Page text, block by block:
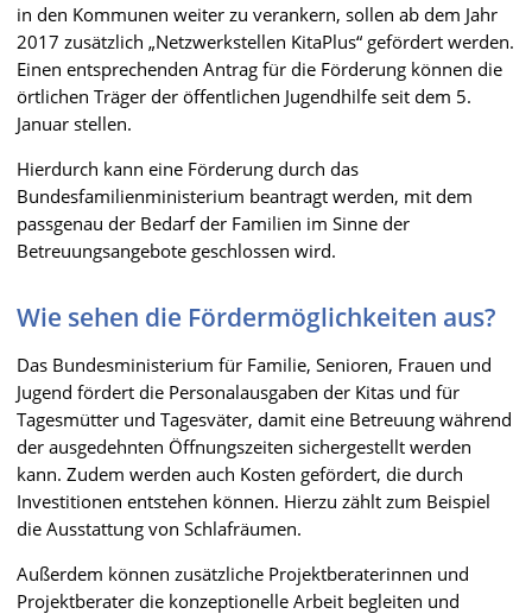
in den Kommunen weiter zu verankern, sollen ab dem Jahr
2017 zusätzlich „Netzwerkstellen KitaPlus“ gefördert werden.
Einen entsprechenden Antrag für die Förderung können die
örtlichen Träger der öffentlichen Jugendhilfe seit dem 5.
Januar stellen.
Hierdurch kann eine Förderung durch das
Bundesfamilienministerium beantragt werden, mit dem
passgenau der Bedarf der Familien im Sinne der
Betreuungsangebote geschlossen wird.
Wie sehen die Fördermöglichkeiten aus?
Das Bundesministerium für Familie, Senioren, Frauen und
Jugend fördert die Personalausgaben der Kitas und für
Tagesmütter und Tagesväter, damit eine Betreuung während
der ausgedehnten Öffnungszeiten sichergestellt werden
kann. Zudem werden auch Kosten gefördert, die durch
Investitionen entstehen können. Hierzu zählt zum Beispiel
die Ausstattung von Schlafräumen.
Außerdem können zusätzliche Projektberaterinnen und
Projektberater die konzeptionelle Arbeit begleiten und